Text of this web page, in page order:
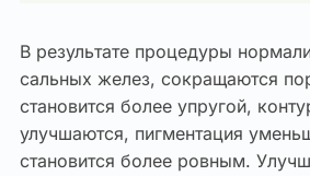
В результате процедуры
сальных желез, сокращаются
становится более упругой,
улучшаются, пигментация
становится более ровным.